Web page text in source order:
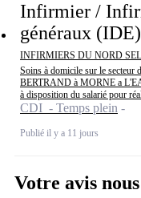
Infirmier /
généraux
INFIRMIERS DU NORD
Soins à domicile sur le
BERTRAND à MORNE a
à disposition du salarié pour
CDI - Temps plein
Publié il y a 11 jours
Votre avis